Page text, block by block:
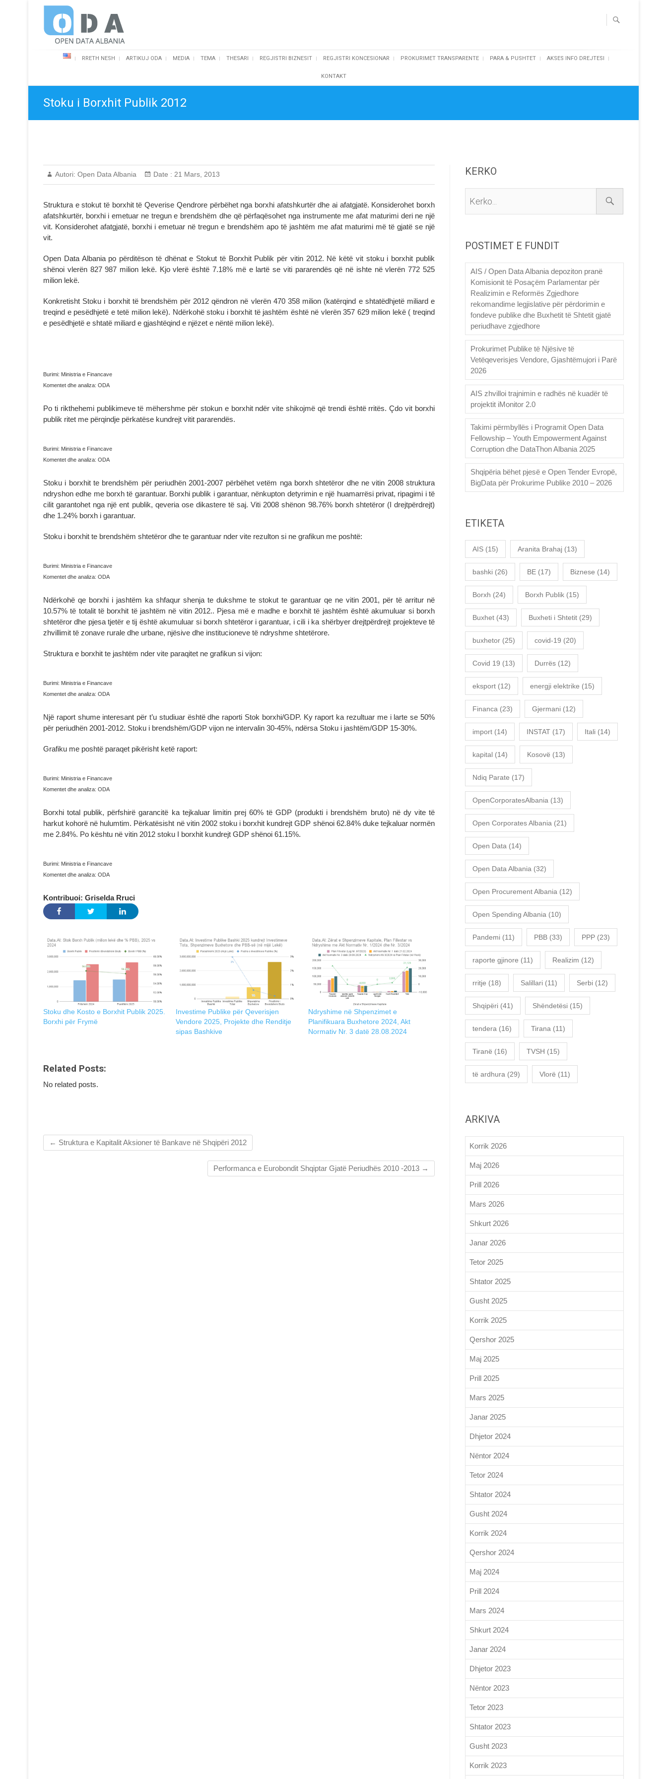
Open Data Albania
RRETH NESH ARTIKUJ ODA MEDIA TEMA THESARI REGJISTRI BIZNESIT REGJISTRI KONCESIONAR PROKURIMET TRANSPARENTE PARA & PUSHTET AKSES INFO DREJTESI
KONTAKT
Stoku i Borxhit Publik 2012
Autori: Open Data Albania Date : 21 Mars, 2013
Struktura e stokut të borxhit të Qeverise Qendrore përbëhet nga borxhi afatshkurtër dhe ai afatgjatë. Konsiderohet borxh
afatshkurtër, borxhi i emetuar ne tregun e brendshëm dhe që përfaqësohet nga instrumente me afat maturimi deri ne një
vit. Konsiderohet afatgjatë, borxhi i emetuar në tregun e brendshëm apo të jashtëm me afat maturimi më të gjatë se një
vit.
Open Data Albania po përditëson të dhënat e Stokut të Borxhit Publik për vitin 2012. Në këtë vit stoku i borxhit publik
shënoi vlerën 827 987 milion lekë. Kjo vlerë është 7.18% më e lartë se viti pararendës që në ishte në vlerën 772 525
milion lekë.
Konkretisht Stoku i borxhit të brendshëm për 2012 qëndron në vlerën 470 358 milion (katërqind e shtatëdhjetë miliard e
treqind e pesëdhjetë e tetë milion lekë). Ndërkohë stoku i borxhit të jashtëm është në vlerën 357 629 milion lekë ( treqind
e pesëdhjetë e shtatë miliard e gjashtëqind e njëzet e nëntë milion lekë).
Burimi: Ministria e Financave
Komentet dhe analiza: ODA
Po ti rikthehemi publikimeve të mëhershme për stokun e borxhit ndër vite shikojmë që trendi është rritës. Çdo vit borxhi
publik ritet me përqindje përkatëse kundrejt vitit pararendës.
Burimi: Ministria e Financave
Komentet dhe analiza: ODA
Stoku i borxhit te brendshëm për periudhën 2001-2007 përbëhet vetëm nga borxh shtetëror dhe ne vitin 2008 struktura
ndryshon edhe me borxh të garantuar. Borxhi publik i garantuar, nënkupton detyrimin e një huamarrësi privat, ripagimi i të
cilit garantohet nga një ent publik, qeveria ose dikastere të saj. Viti 2008 shënon 98.76% borxh shtetëror (I drejtpërdrejt)
dhe 1.24% borxh i garantuar.
Stoku i borxhit te brendshëm shtetëror dhe te garantuar nder vite rezulton si ne grafikun me poshtë:
Burimi: Ministria e Financave
Komentet dhe analiza: ODA
Ndërkohë qe borxhi i jashtëm ka shfaqur shenja te dukshme te stokut te garantuar qe ne vitin 2001, për të arritur në
10.57% të totalit të borxhit të jashtëm në vitin 2012.. Pjesa më e madhe e borxhit të jashtëm është akumuluar si borxh
shtetëror dhe pjesa tjetër e tij është akumuluar si borxh shtetëror i garantuar, i cili i ka shërbyer drejtpërdrejt projekteve të
zhvillimit të zonave rurale dhe urbane, njësive dhe institucioneve të ndryshme shtetërore.
Struktura e borxhit te jashtëm nder vite paraqitet ne grafikun si vijon:
Burimi: Ministria e Financave
Komentet dhe analiza: ODA
Një raport shume interesant për t’u studiuar është dhe raporti Stok borxhi/GDP. Ky raport ka rezultuar me i larte se 50%
për periudhën 2001-2012. Stoku i brendshëm/GDP vijon ne intervalin 30-45%, ndërsa Stoku i jashtëm/GDP 15-30%.
Grafiku me poshtë paraqet pikërisht ketë raport:
Burimi: Ministria e Financave
Komentet dhe analiza: ODA
Borxhi total publik, përfshirë garancitë ka tejkaluar limitin prej 60% të GDP (produkti i brendshëm bruto) në dy vite të
harkut kohorë në hulumtim. Përkatësisht në vitin 2002 stoku i borxhit kundrejt GDP shënoi 62.84% duke tejkaluar normën
me 2.84%. Po kështu në vitin 2012 stoku I borxhit kundrejt GDP shënoi 61.15%.
Burimi: Ministria e Financave
Komentet dhe analiza: ODA
Kontribuoi: Griselda Rruci
Stoku dhe Kosto e Borxhit Publik 2025.
Borxhi për Frymë
Investime Publike për Qeverisjen
Vendore 2025, Projekte dhe Renditje
sipas Bashkive
Ndryshime në Shpenzimet e
Planifikuara Buxhetore 2024, Akt
Normativ Nr. 3 datë 28.08.2024
Related Posts:
No related posts.
← Struktura e Kapitalit Aksioner të Bankave në Shqipëri 2012
Performanca e Eurobondit Shqiptar Gjatë Periudhës 2010 -2013 →
KERKO
POSTIMET E FUNDIT
AIS / Open Data Albania depoziton pranë
Komisionit të Posaçëm Parlamentar për
Realizimin e Reformës Zgjedhore
rekomandime legjislative për përdorimin e
fondeve publike dhe Buxhetit të Shtetit gjatë
periudhave zgjedhore
Prokurimet Publike të Njësive të
Vetëqeverisjes Vendore, Gjashtëmujori i Parë
2026
AIS zhvilloi trajnimin e radhës në kuadër të
projektit iMonitor 2.0
Takimi përmbyllës i Programit Open Data
Fellowship – Youth Empowerment Against
Corruption dhe DataThon Albania 2025
Shqipëria bëhet pjesë e Open Tender Evropë,
BigData për Prokurime Publike 2010 – 2026
ETIKETA
AIS (15) Aranita Brahaj (13)
bashki (26) BE (17) Biznese (14)
Borxh (24) Borxh Publik (15)
Buxhet (43) Buxheti i Shtetit (29)
buxhetor (25) covid-19 (20)
Covid 19 (13) Durrës (12)
eksport (12) energji elektrike (15)
Financa (23) Gjermani (12)
import (14) INSTAT (17) Itali (14)
kapital (14) Kosovë (13)
Ndiq Parate (17)
OpenCorporatesAlbania (13)
Open Corporates Albania (21)
Open Data (14)
Open Data Albania (32)
Open Procurement Albania (12)
Open Spending Albania (10)
Pandemi (11) PBB (33) PPP (23)
raporte gjinore (11) Realizim (12)
rritje (18) Salillari (11) Serbi (12)
Shqipëri (41) Shëndetësi (15)
tendera (16) Tirana (11)
Tiranë (16) TVSH (15)
të ardhura (29) Vlorë (11)
ARKIVA
Korrik 2026
Maj 2026
Prill 2026
Mars 2026
Shkurt 2026
Janar 2026
Tetor 2025
Shtator 2025
Gusht 2025
Korrik 2025
Qershor 2025
Maj 2025
Prill 2025
Mars 2025
Janar 2025
Dhjetor 2024
Nëntor 2024
Tetor 2024
Shtator 2024
Gusht 2024
Korrik 2024
Qershor 2024
Maj 2024
Prill 2024
Mars 2024
Shkurt 2024
Janar 2024
Dhjetor 2023
Nëntor 2023
Tetor 2023
Shtator 2023
Gusht 2023
Korrik 2023